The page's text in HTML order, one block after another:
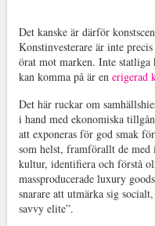
Det kanske är därför
Konstinvesterare är inte
örat mot marken. Inte statliga
kan komma på är en erigerad
Det här ruckar om
i hand med ekonomiska
att exponeras för god smak
som helst, framförallt de
kultur, identifiera och förstå
massproducerade luxury
snarare att utmärka sig
savvy elite”.